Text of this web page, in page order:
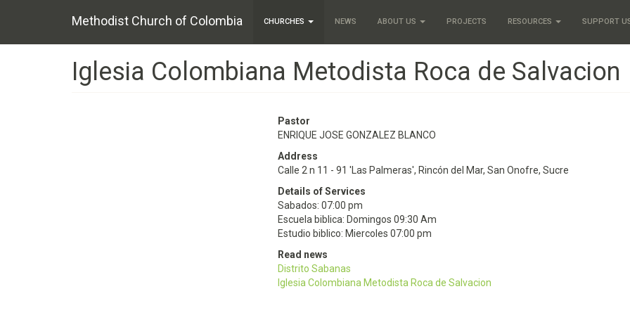
Methodist Church of Colombia
Main
CHURCHES NEWS ABOUT US PROJECTS RESOURCES SUPPORT
Iglesia Colombiana Metodista Roca de Salvacion
Pastor
ENRIQUE JOSE GONZALEZ BLANCO
Address
Calle 2 n 11 - 91 'Las Palmeras', Rincón del Mar, San Onofre, Sucre
Details of Services
Sabados: 07:00 pm
Escuela biblica: Domingos 09:30 Am
Estudio biblico: Miercoles 07:00 pm
Read news
Distrito Sabanas
Iglesia Colombiana Metodista Roca de Salvacion